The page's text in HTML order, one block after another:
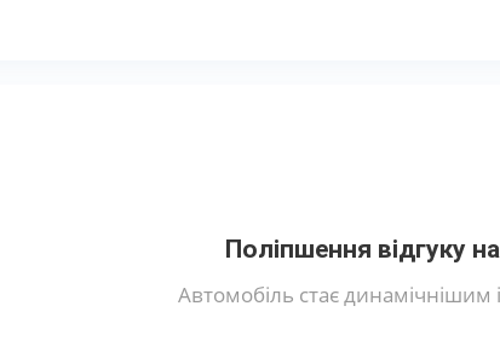
Поліпшення відгуку
Автомобіль стає динамічнішим